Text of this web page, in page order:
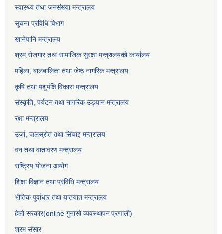
स्वास्थ्य तथा जनसंख्या मन्त्रालय
सुचना प्रविधि विभाग
खानेपानि मन्त्रालय
श्रम,रोजगार तथा सामाजिक सुरक्षा मन्त्रालयको कार्यालय
महिला, बालबालिका तथा जेष्ठ नागरिक मन्त्रालय
कृषि तथा पशुपंक्षि विकास मन्त्रालय
संस्कृति, पर्यटन तथा नागरिक उड्‍यान मन्त्रालय
रक्षा मन्त्रालय
उर्जा, जलस्रोत तथा सिंचाइ मन्त्रालय
वन तथा वातावरण मन्त्रालय
राष्ट्रिय योजना आयोग
शिक्षा विज्ञान तथा प्रविधि मन्त्रालय
भौतिक पुर्वाधार तथा यातयात मन्त्रालय
हेलो सरकार(online गुनासो व्यवस्थापन प्रणाली)
श्रम संसार